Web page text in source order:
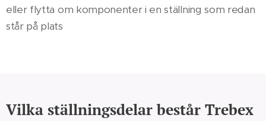
eller flytta om komponenter i en ställning som redan
står på plats
Vilka ställningsdelar består Trebex